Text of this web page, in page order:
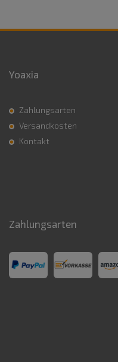
Yoaxia
Zahlungsarten
Versandkosten
Kontakt
Zahlungsarten